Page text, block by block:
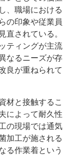
、職場における
の印象や従業員
直されている。
ティングが主流
なるニーズが存
良が重ねられて
材と接触するこ
によって耐久性
の現場では通気
加工が施される
る作業着という